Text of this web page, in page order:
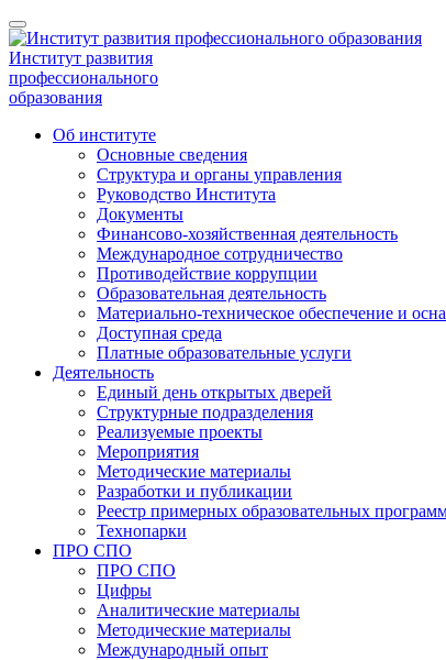
Институт развития
профессионального
образования
Об институте
Основные сведения
Структура и органы управления
Руководство Института
Документы
Финансово-хозяйственная деятельность
Международное сотрудничество
Противодействие коррупции
Образовательная деятельность
Материально-техническое обеспечение и
Доступная среда
Платные образовательные услуги
Деятельность
Единый день открытых дверей
Структурные подразделения
Реализуемые проекты
Мероприятия
Методические материалы
Разработки и публикации
Реестр примерных образовательных
Технопарки
ПРО СПО
ПРО СПО
Цифры
Аналитические материалы
Методические материалы
Международный опыт